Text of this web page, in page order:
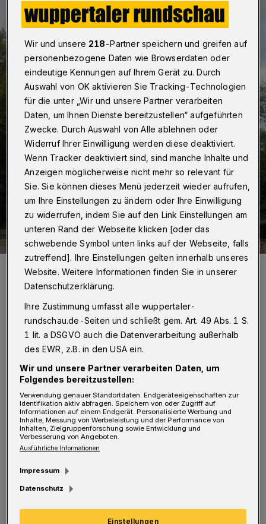
Historischer Hingucker: der Weyerbusch-Turm.
Von Manfred Bube
S mächtig steht er da: 1898 eingeweiht,
bestimmt der nach seinem Stifter Emil
Weyerbusch benannte Turm auf der
Elberfelder Parkanlage mit Spielplatz. Doch
wer die 119 symmetrisch angenehm
geschnittenen Stufen bis zur
Wir und unsere 218-Partner speichern und greifen auf
personenbezogene Daten wie Browserdaten oder
eindeutige Kennungen auf Ihrem Gerät zu. Durch
Auswahl von OK aktivieren Sie Tracking-Technologien
für die unter „Wir und unsere Partner verarbeiten
Daten, um Ihnen Dienste bereitzustellen“ aufgeführten
Zwecke. Durch Auswahl von Alle ablehnen oder
Widerruf Ihrer Einwilligung werden diese deaktiviert.
Wenn Tracker deaktiviert sind, sind manche Inhalte und
Anzeigen möglicherweise nicht mehr so relevant für
Sie. Sie können dieses Menü jederzeit wieder aufrufen,
um Ihre Einstellungen zu ändern oder Ihre Einwilligung
zu widerrufen, indem Sie auf den Link Einstellungen am
unteren Rand der Webseite klicken [oder das
schwebende Symbol unten links auf der Webseite, falls
zutreffend]. Ihre Einstellungen gelten innerhalb unseres
Website. Weitere Informationen finden Sie in unserer
Datenschutzerklärung.
Ihre Zustimmung umfasst alle wuppertaler-
rundschau.de-Seiten und schließt gem. Art. 49 Abs. 1 S.
1 lit. a DSGVO auch die Datenverarbeitung außerhalb
des EWR, z.B. in den USA ein.
Wir und unsere Partner verarbeiten Daten, um
Folgendes bereitzustellen:
Verwendung genauer Standortdaten. Endgeräteeigenschaften zur
Identifikation aktiv abfragen. Speichern von oder Zugriff auf
Informationen auf einem Endgerät. Personalisierte Werbung und
Inhalte, Messung von Werbeleistung und der Performance von
Inhalten, Zielgruppenforschung sowie Entwicklung und
Verbesserung von Angeboten.
Ausführliche Informationen
Impressum
Datenschutz
Einstellungen